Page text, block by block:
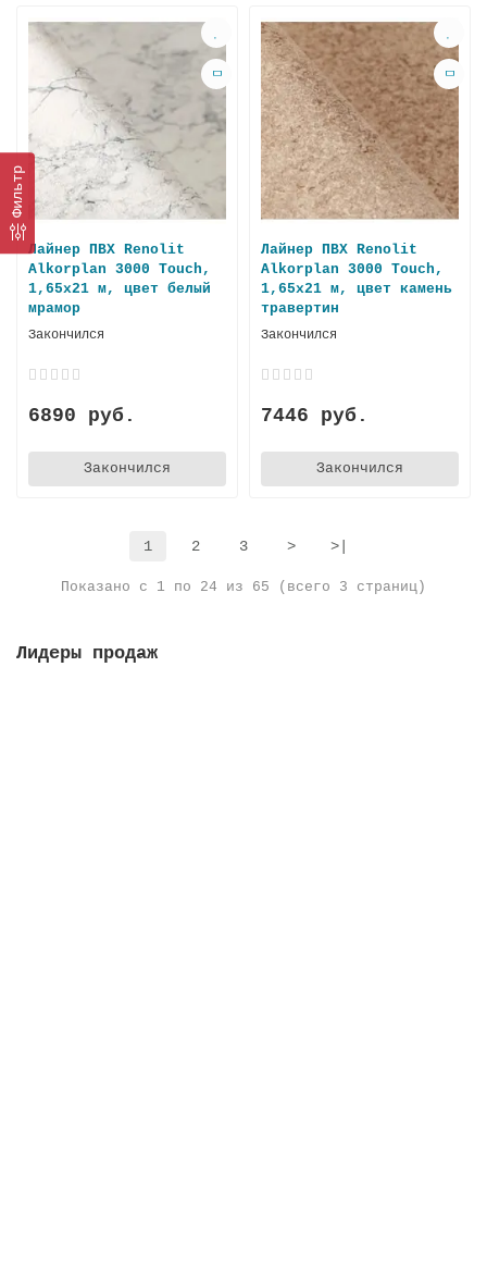
Фильтр
Лайнер ПВХ Renolit
Alkorplan 3000 Touch,
1,65х21 м, цвет белый
мрамор
Закончился
6890 руб.
Закончился
Лайнер ПВХ Renolit
Alkorplan 3000 Touch,
1,65х21 м, цвет камень
травертин
Закончился
7446 руб.
Закончился
1 2 3 > >|
Показано с 1 по 24 из 65 (всего 3 страниц)
Лидеры продаж